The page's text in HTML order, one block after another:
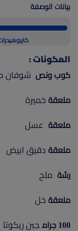
أعلن معنا
بيانات الوصفة
المكونات :
كوب ونص شوفان
ملعقة خميرة
ملعقة عسل
ملعقة دقيق ابيض
رشة ملح
ملعقة خل
100 جرام جبن ريكوتا